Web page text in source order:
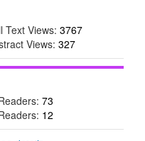
Text Views: 3767
Views: 327
73
12